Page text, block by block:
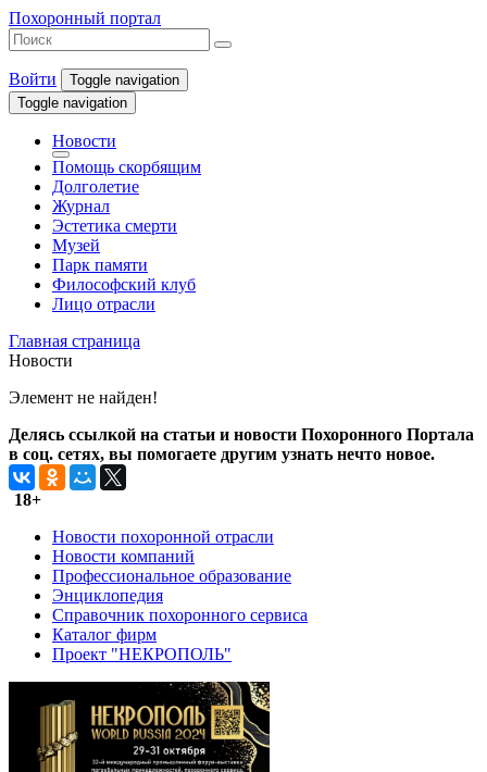
Похоронный портал
Войти
Toggle navigation
Toggle navigation
Новости
Помощь скорбящим
Долголетие
Журнал
Эстетика смерти
Музей
Парк памяти
Философский клуб
Лицо отрасли
Главная страница
Новости
Элемент не найден!
Делясь ссылкой на статьи и новости Похоронного Портала
в соц. сетях, вы помогаете другим узнать нечто новое.
18+
Новости похоронной отрасли
Новости компаний
Профессиональное образование
Энциклопедия
Справочник похоронного сервиса
Каталог фирм
Проект "НЕКРОПОЛЬ"